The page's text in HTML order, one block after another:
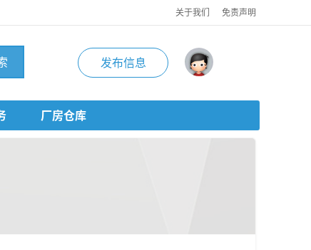
关于我们 免责声明
发布信息
厂房仓库